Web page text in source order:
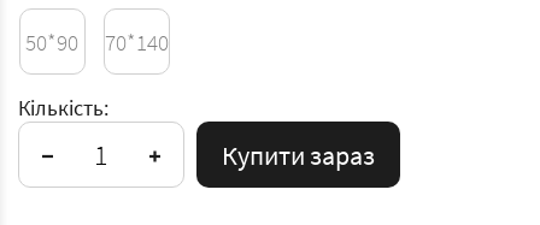
50*90 70*140
Кількість:
Купити зараз